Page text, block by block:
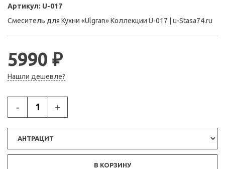
Артикул: U-017
Смеситель для Кухни «Ulgran» Коллекции U-017 | u-Stasa74.ru
5990 ₽
Нашли дешевле?
- +
В КОРЗИНУ